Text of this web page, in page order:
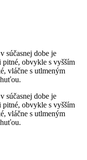
súčasnej dobe je
obvykle s vyšším
vláčne s utlmeným
súčasnej dobe je
obvykle s vyšším
vláčne s utlmeným